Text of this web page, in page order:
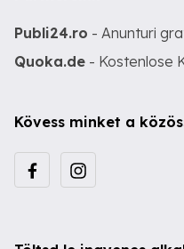
Publi24.ro - Anunturi
Quoka.de - Kostenlose
Kövess minket a